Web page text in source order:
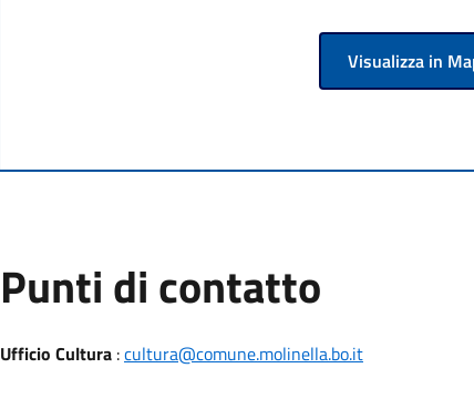
Visualizza in
Punti di contatto
Ufficio Cultura:cultura@comune.molinella.bo.it